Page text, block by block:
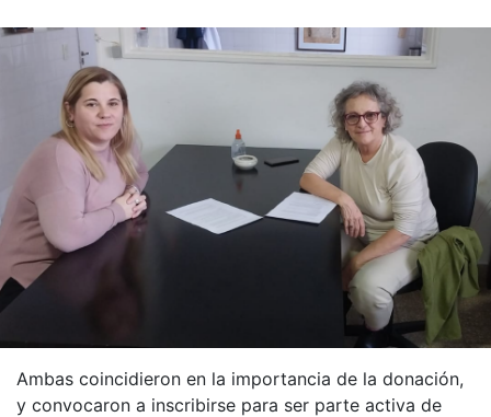
Ambas coincidieron en la importancia de la donación,
y convocaron a inscribirse para ser parte activa de